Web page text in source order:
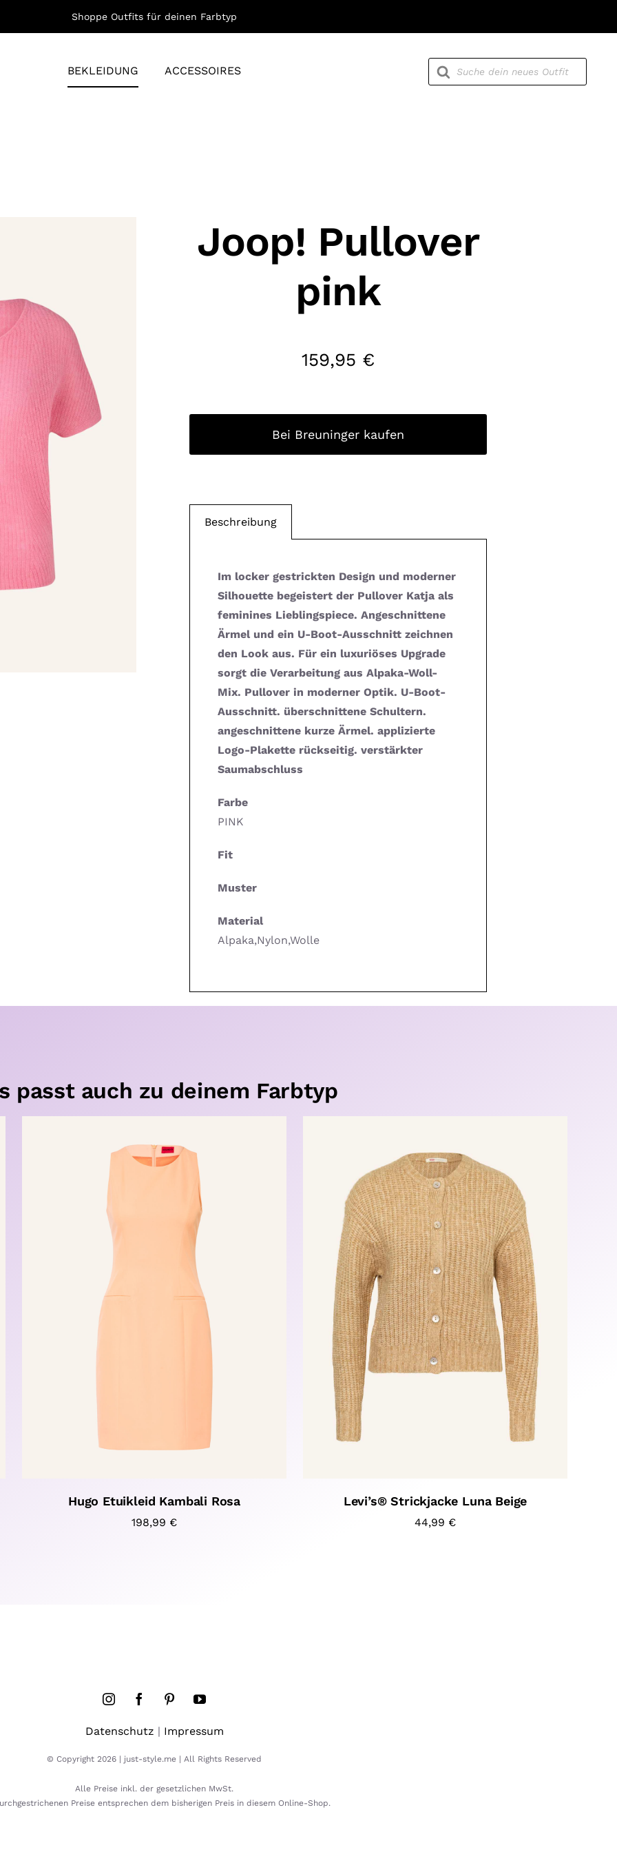
Shoppe Outfits für deinen Farbtyp
BEKLEIDUNG ACCESSOIRES
Products
search
Joop! Pullover
pink
159,95 €
Bei Breuninger kaufen
Beschreibung
Im locker gestrickten Design und moderner
Silhouette begeistert der Pullover Katja als
feminines Lieblingspiece. Angeschnittene
Ärmel und ein U-Boot-Ausschnitt zeichnen
den Look aus. Für ein luxuriöses Upgrade
sorgt die Verarbeitung aus Alpaka-Woll-
Mix. Pullover in moderner Optik. U-Boot-
Ausschnitt. überschnittene Schultern.
angeschnittene kurze Ärmel. applizierte
Logo-Plakette rückseitig. verstärkter
Saumabschluss
Farbe
PINK
Fit
Muster
Material
Alpaka,Nylon,Wolle
passt auch zu deinem Farbtyp
Hugo Etuikleid Kambali Rosa
198,99 €
Levi’s® Strickjacke Luna Beige
44,99 €
Datenschutz | Impressum
© Copyright 2026 | just-style.me | All Rights Reserved
Alle Preise inkl. der gesetzlichen MwSt.
Preise entsprechen dem bisherigen Preis in diesem Online-Shop.